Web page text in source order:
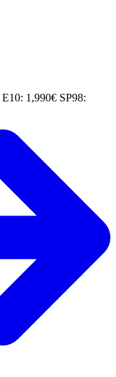
E10: 1,990€ SP98: